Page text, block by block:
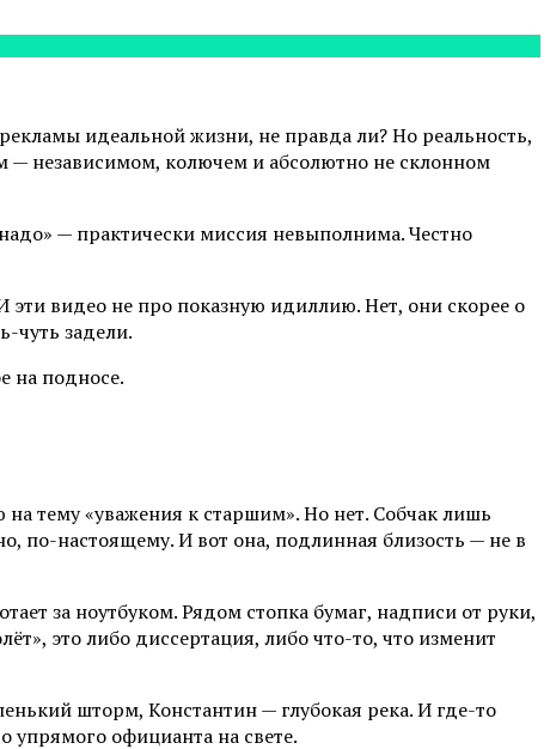
идеальной жизни, не правда ли? Но реальность,
— независимом, колючем и абсолютно не склонном
— практически миссия невыполнима. Честно
эти видео не про показную идиллию. Нет, они скорее о
чуть задели.
на подносе.
тему «уважения к старшим». Но нет. Собчак лишь
по-настоящему. И вот она, подлинная близость — не в
за ноутбуком. Рядом стопка бумаг, надписи от руки,
это либо диссертация, либо что-то, что изменит
шторм, Константин — глубокая река. И где-то
упрямого официанта на свете.